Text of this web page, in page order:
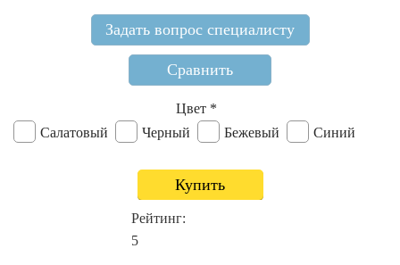
Задать вопрос специалисту
Сравнить
Цвет *
Салатовый
Черный Бежевый Синий
Купить
Рейтинг:
5